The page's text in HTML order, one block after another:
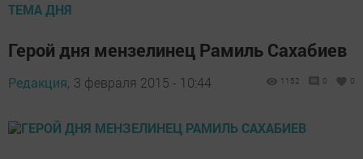
ТЕМА ДНЯ
Герой дня мензелинец Рамиль Сахабиев
Редакция, 3 февраля 2015 - 10:44 1152 0 0